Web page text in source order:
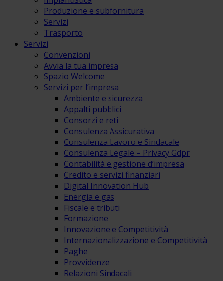
Produzione e subfornitura
Servizi
Trasporto
Servizi
Convenzioni
Avvia la tua impresa
Spazio Welcome
Servizi per l’impresa
Ambiente e sicurezza
Appalti pubblici
Consorzi e reti
Consulenza Assicurativa
Consulenza Lavoro e Sindacale
Consulenza Legale – Privacy Gdpr
Contabilità e gestione d’impresa
Credito e servizi finanziari
Digital Innovation Hub
Energia e gas
Fiscale e tributi
Formazione
Innovazione e Competitività
Internazionalizzazione e Competitività
Paghe
Provvidenze
Relazioni Sindacali